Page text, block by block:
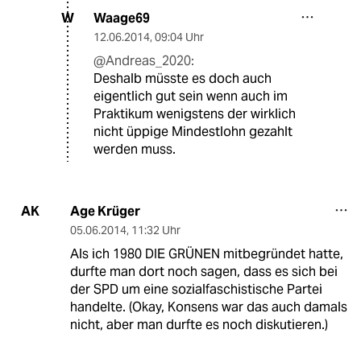
W Waage69
12.06.2014, 09:04 Uhr
@Andreas_2020:
Deshalb müsste es doch auch
eigentlich gut sein wenn auch im
Praktikum wenigstens der wirklich
nicht üppige Mindestlohn gezahlt
werden muss.
AK Age Krüger
05.06.2014, 11:32 Uhr
Als ich 1980 DIE GRÜNEN mitbegründet hatte,
durfte man dort noch sagen, dass es sich bei
der SPD um eine sozialfaschistische Partei
handelte. (Okay, Konsens war das auch damals
nicht, aber man durfte es noch diskutieren.)